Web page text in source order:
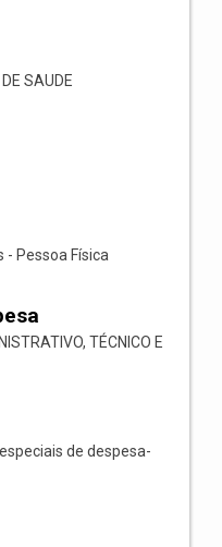
SAUDE
- Pessoa Física
TÉCNICO E
de despesa-